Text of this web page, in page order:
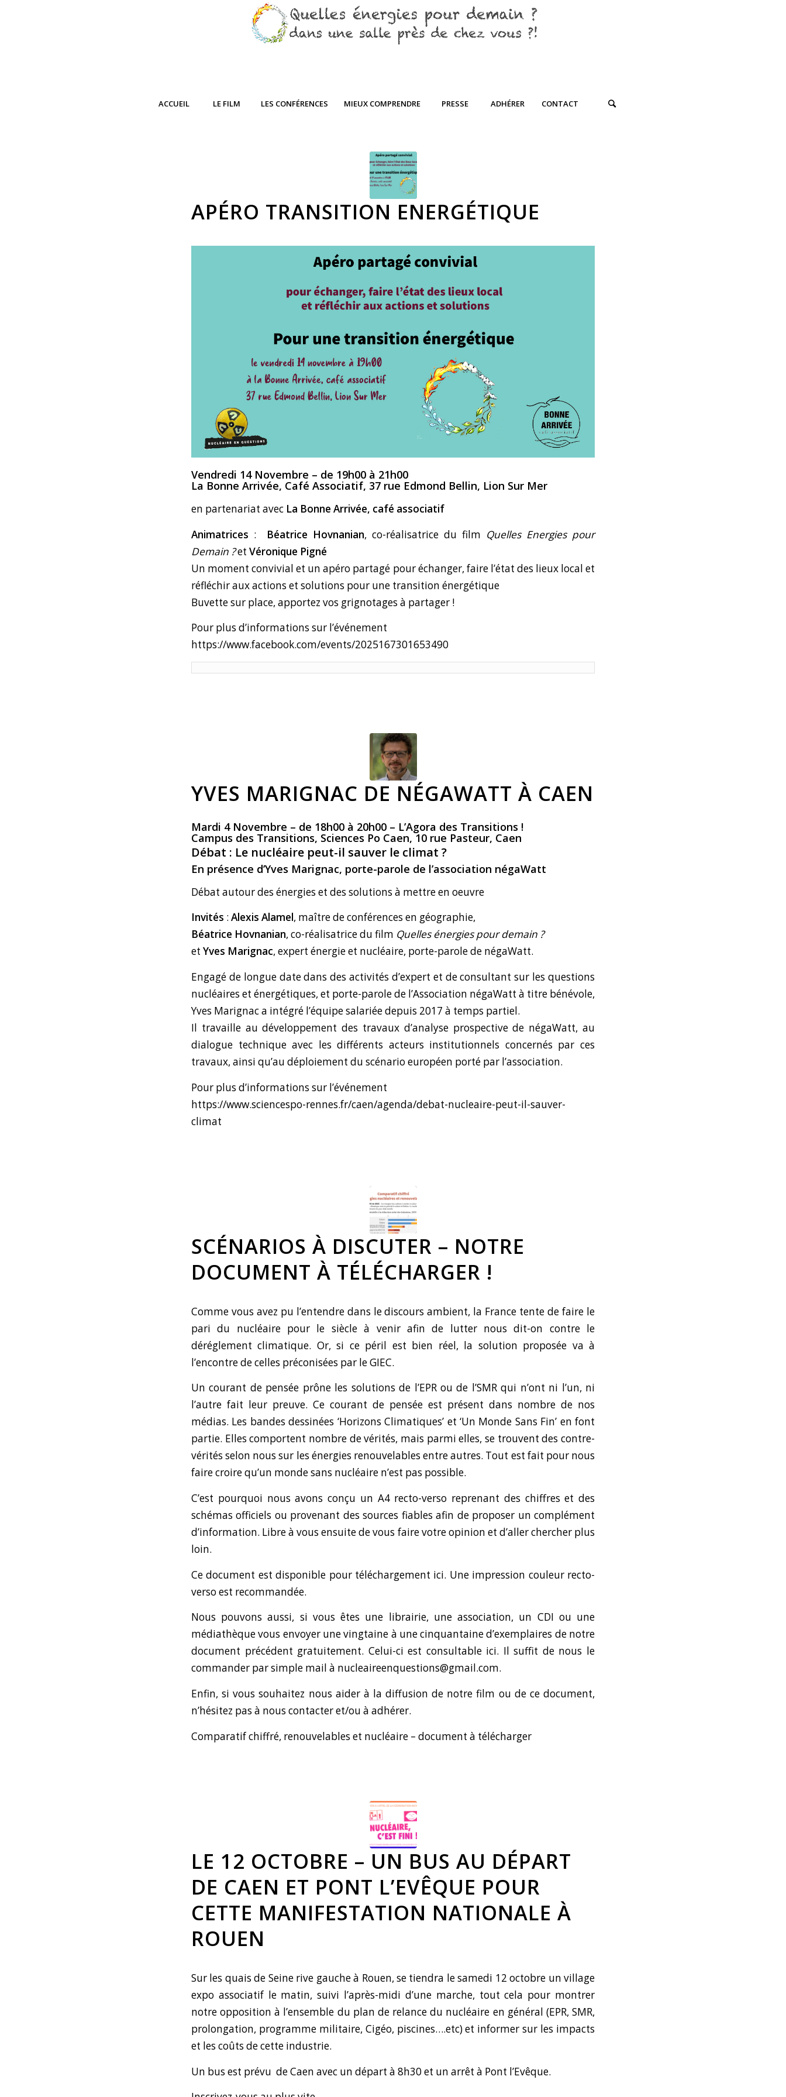
ACCUEIL LE FILM LES CONFÉRENCES MIEUX COMPRENDRE PRESSE ADHÉRER CONTACT
APÉRO TRANSITION ENERGÉTIQUE
Vendredi 14 Novembre – de 19h00 à 21h00
La Bonne Arrivée, Café Associatif, 37 rue Edmond Bellin, Lion Sur Mer
en partenariat avec La Bonne Arrivée, café associatif
Animatrices : Béatrice Hovnanian, co-réalisatrice du film Quelles Energies pour
Demain ?et Véronique Pigné
Un moment convivial et un apéro partagé pour échanger, faire l’état des lieux local et
réfléchir aux actions et solutions pour une transition énergétique
Buvette sur place, apportez vos grignotages à partager !
Pour plus d’informations sur l’événement
https://www.facebook.com/events/2025167301653490
YVES MARIGNAC DE NÉGAWATT À CAEN
Mardi 4 Novembre – de 18h00 à 20h00 – L’Agora des Transitions !
Campus des Transitions, Sciences Po Caen, 10 rue Pasteur, Caen
Débat : Le nucléaire peut-il sauver le climat ?
En présence d’Yves Marignac, porte-parole de l’association négaWatt
Débat autour des énergies et des solutions à mettre en oeuvre
Invités : Alexis Alamel, maître de conférences en géographie,
Béatrice Hovnanian, co-réalisatrice du film Quelles énergies pour demain ?
et Yves Marignac, expert énergie et nucléaire, porte-parole de négaWatt.
Engagé de longue date dans des activités d’expert et de consultant sur les questions
nucléaires et énergétiques, et porte-parole de l’Association négaWatt à titre bénévole,
Yves Marignac a intégré l’équipe salariée depuis 2017 à temps partiel.
Il travaille au développement des travaux d’analyse prospective de négaWatt, au
dialogue technique avec les différents acteurs institutionnels concernés par ces
travaux, ainsi qu’au déploiement du scénario européen porté par l’association.
Pour plus d’informations sur l’événement
https://www.sciencespo-rennes.fr/caen/agenda/debat-nucleaire-peut-il-sauver-
climat
SCÉNARIOS À DISCUTER – NOTRE
DOCUMENT À TÉLÉCHARGER !
Comme vous avez pu l’entendre dans le discours ambient, la France tente de faire le
pari du nucléaire pour le siècle à venir afin de lutter nous dit-on contre le
déréglement climatique. Or, si ce péril est bien réel, la solution proposée va à
l’encontre de celles préconisées par le GIEC.
Un courant de pensée prône les solutions de l’EPR ou de l’SMR qui n’ont ni l’un, ni
l’autre fait leur preuve. Ce courant de pensée est présent dans nombre de nos
médias. Les bandes dessinées ‘Horizons Climatiques’ et ‘Un Monde Sans Fin’ en font
partie. Elles comportent nombre de vérités, mais parmi elles, se trouvent des contre-
vérités selon nous sur les énergies renouvelables entre autres. Tout est fait pour nous
faire croire qu’un monde sans nucléaire n’est pas possible.
C’est pourquoi nous avons conçu un A4 recto-verso reprenant des chiffres et des
schémas officiels ou provenant des sources fiables afin de proposer un complément
d’information. Libre à vous ensuite de vous faire votre opinion et d’aller chercher plus
loin.
Ce document est disponible pour téléchargement ici. Une impression couleur recto-
verso est recommandée.
Nous pouvons aussi, si vous êtes une librairie, une association, un CDI ou une
médiathèque vous envoyer une vingtaine à une cinquantaine d’exemplaires de notre
document précédent gratuitement. Celui-ci est consultable ici. Il suffit de nous le
commander par simple mail à nucleaireenquestions@gmail.com.
Enfin, si vous souhaitez nous aider à la diffusion de notre film ou de ce document,
n’hésitez pas à nous contacter et/ou à adhérer.
Comparatif chiffré, renouvelables et nucléaire – document à télécharger
LE 12 OCTOBRE – UN BUS AU DÉPART
DE CAEN ET PONT L’EVÊQUE POUR
CETTE MANIFESTATION NATIONALE À
ROUEN
Sur les quais de Seine rive gauche à Rouen, se tiendra le samedi 12 octobre un village
expo associatif le matin, suivi l’après-midi d’une marche, tout cela pour montrer
notre opposition à l’ensemble du plan de relance du nucléaire en général (EPR, SMR,
prolongation, programme militaire, Cigéo, piscines….etc) et informer sur les impacts
et les coûts de cette industrie.
Un bus est prévu de Caen avec un départ à 8h30 et un arrêt à Pont l’Evêque.